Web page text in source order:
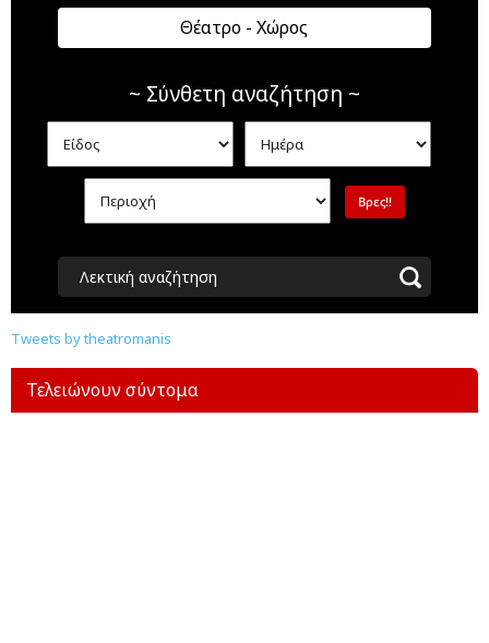
Θέατρο - Χώρος
~ Σύνθετη αναζήτηση ~
Λεκτική αναζήτηση
Tweets by theatromanis
Τελειώνουν σύντομα